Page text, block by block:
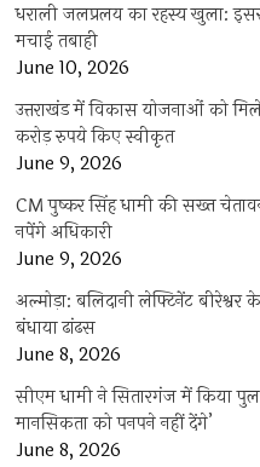
धराली जलप्रलय का रहस्य खुला:
मचाई तबाही
June 10, 2026
उत्तराखंड में विकास योजनाओं को
करोड़ रुपये किए स्वीकृत
June 9, 2026
CM पुष्कर सिंह धामी की सख्त
नपेंगे अधिकारी
June 9, 2026
अल्मोड़ा: बलिदानी लेफ्टिनेंट
बंधाया ढांढस
June 8, 2026
सीएम धामी ने सितारगंज में किया
मानसिकता को पनपने नहीं देंगे’
June 8, 2026